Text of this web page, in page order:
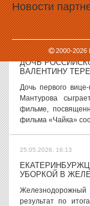
Новости
2000-2026
репрессий на
городской
25.05.2026, 16:47
ДОЧЬ
ВАЛЕНТИНУ
Дочь первого
Мантурова
фильме,
фильма «Чайка»
25.05.2026, 16:13
УБОРКОЙ В
результат по